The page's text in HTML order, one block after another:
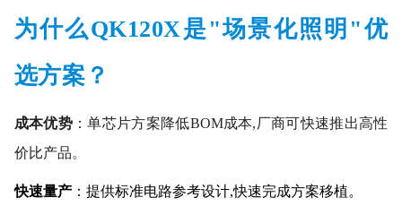
为什么QK120X是"场景化照明"优
选方案？
成本优势：单芯片方案降低BOM成本,厂商可快速推出高性
价比产品。
快速量产：提供标准电路参考设计,快速完成方案移植。